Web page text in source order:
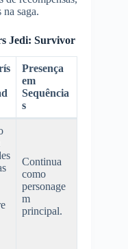
saga.
Jedi: Survivor
Presença
em
Sequência
s
Continua
como
personage
m
principal.